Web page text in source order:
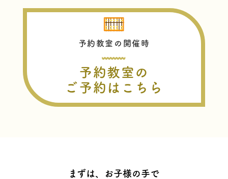
予約教室の開催時
予約教室の
ご予約はこちら
まずは、お子様の手で